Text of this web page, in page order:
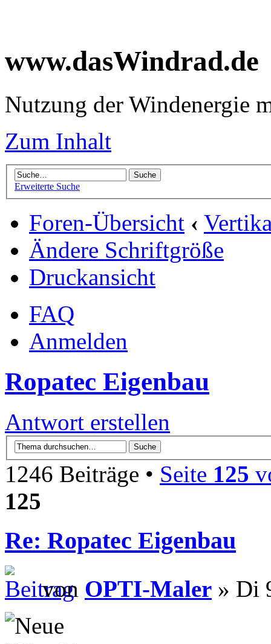
www.dasWindrad.de
Nutzung der Windenergie
Zum Inhalt
Erweiterte Suche
Foren-Übersicht ‹
Ändere Schriftgröße
Druckansicht
FAQ
Anmelden
Ropatec Eigenbau
Antwort erstellen
1246 Beiträge • Seite 125
125
Re: Ropatec Eigenbau
von OPTI-Maler » Di